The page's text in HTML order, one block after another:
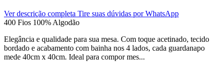
Ver descrição completa Tire suas dúvidas por WhatsApp
400 Fios 100% Algodão
Elegância e qualidade para sua mesa. Com toque acetinado, tecido
bordado e acabamento com bainha nos 4 lados, cada guardanapo
mede 40cm x 40cm. Ideal para compor mes...